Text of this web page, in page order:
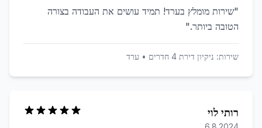
"שירות מומלץ בערד! תמיד עושים את העבודה בצורה
הטובה ביותר."
שירות: ניקיון דירת 4 חדרים • ערד
רותי לוי